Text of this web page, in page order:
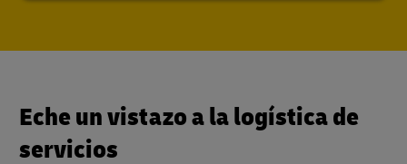
Eche un vistazo a la logística de
servicios